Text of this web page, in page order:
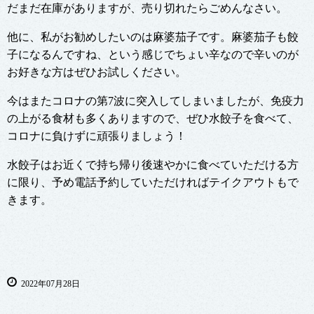
だまだ在庫がありますが、売り切れたらごめんなさい。
他に、私がお勧めしたいのは麻婆茄子です。麻婆茄子も餃
子になるんですね、という感じでちょい辛なので辛いのが
お好きな方はぜひお試しください。
今はまたコロナの第7波に突入してしまいましたが、免疫力
の上がる食材も多くありますので、ぜひ水餃子を食べて、
コロナに負けずに頑張りましょう！
水餃子はお近くで持ち帰り後速やかに食べていただける方
に限り、予め電話予約していただければテイクアウトもで
きます。
2022年07月28日